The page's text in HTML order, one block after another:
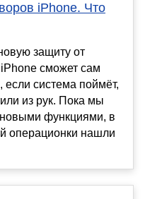
iPhone. Что
защиту от
сможет сам
если система поймёт,
из рук. Пока мы
функциями, в
операционки нашли